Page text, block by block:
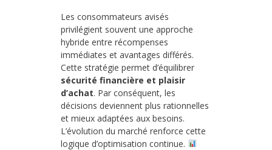
Les consommateurs avisés
privilégient souvent une approche
hybride entre récompenses
immédiates et avantages différés.
Cette stratégie permet d’équilibrer
sécurité financière et plaisir
d’achat. Par conséquent, les
décisions deviennent plus rationnelles
et mieux adaptées aux besoins.
L’évolution du marché renforce cette
logique d’optimisation continue.